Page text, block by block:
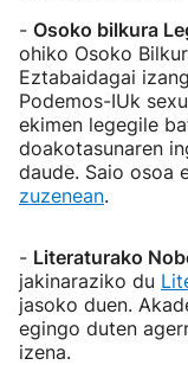
- Osoko bilkura
ohiko Osoko
Eztabaidagai
Podemos-IUk
ekimen legegile
doakotasunaren
daude. Saio osoa
zuzenean.
- Literaturako
jakinaraziko du
jasoko duen.
egingo duten
izena.